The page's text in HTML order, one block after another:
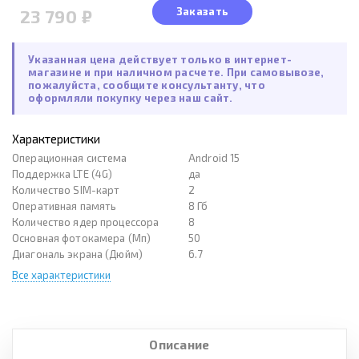
23 790 ₽ Заказать
Указанная цена действует только в интернет-
магазине и при наличном расчете. При самовывозе,
пожалуйста, сообщите консультанту, что
оформляли покупку через наш сайт.
Характеристики
Операционная система
Android 15
Поддержка LTE (4G)
да
Количество SIM-карт
2
Оперативная память
8 Гб
Количество ядер процессора
8
Основная фотокамера (Мп)
50
Диагональ экрана (Дюйм)
6.7
Все характеристики
Описание